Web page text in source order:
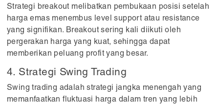
Strategi breakout melibatkan pembukaan posisi setelah
harga emas menembus level support atau resistance
yang signifikan. Breakout sering kali diikuti oleh
pergerakan harga yang kuat, sehingga dapat
memberikan peluang profit yang besar.
4. Strategi Swing Trading
Swing trading adalah strategi jangka menengah yang
memanfaatkan fluktuasi harga dalam tren yang lebih